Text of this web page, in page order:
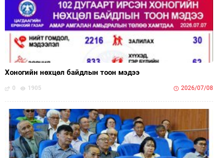
Хоногийн нөхцөл байдлын тоон мэдээ
0 1905 2026/07/08